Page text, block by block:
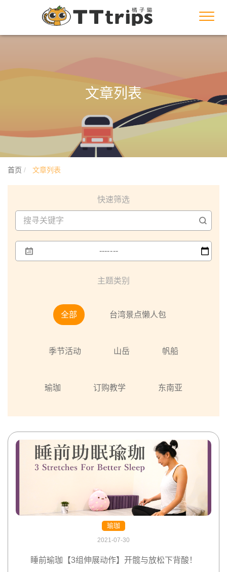
文章列表
首页 文章列表
快速筛选
主题类别
全部 台湾景点懒人包
季节活动 山岳 帆船
瑜珈 订购教学 东南亚
瑜珈
2021-07-30
睡前瑜珈【3组伸展动作】开髋与放松下背酸！